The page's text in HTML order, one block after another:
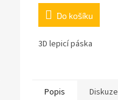
Do košíku
3D lepicí páska
Popis Diskuze